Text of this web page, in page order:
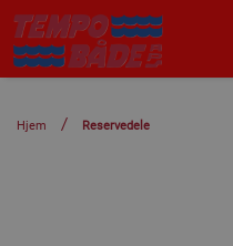
Hjem Reservedele